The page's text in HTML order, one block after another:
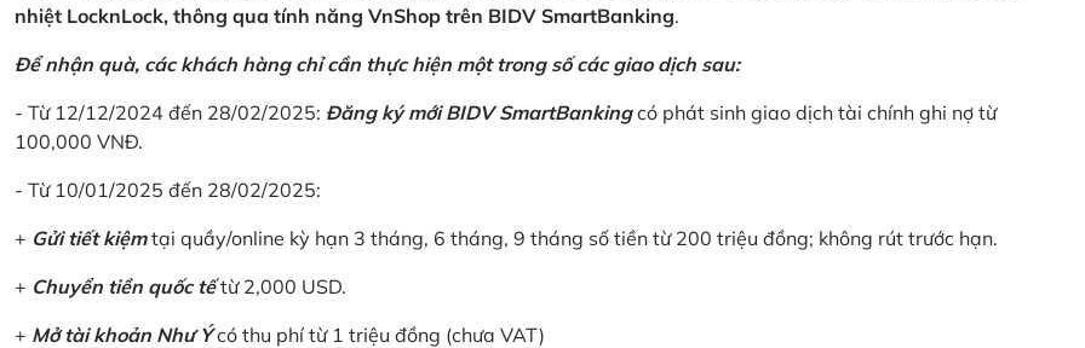
nhiệt LocknLock, thông qua tính năng VnShop trên BIDV SmartBanking.
Để nhận quà, các khách hàng chỉ cần thực hiện một trong số các giao dịch sau:
- Từ 12/12/2024 đến 28/02/2025: Đăng ký mới BIDV SmartBankingcó phát sinh giao dịch tài chính ghi nợ từ
100,000 VNĐ.
- Từ 10/01/2025 đến 28/02/2025:
+ Gửi tiết kiệmtại quầy/online kỳ hạn 3 tháng, 6 tháng, 9 tháng số tiền từ 200 triệu đồng; không rút trước hạn.
+ Chuyển tiền quốc tếtừ 2,000 USD.
+ Mở tài khoản Như Ýcó thu phí từ 1 triệu đồng (chưa VAT)